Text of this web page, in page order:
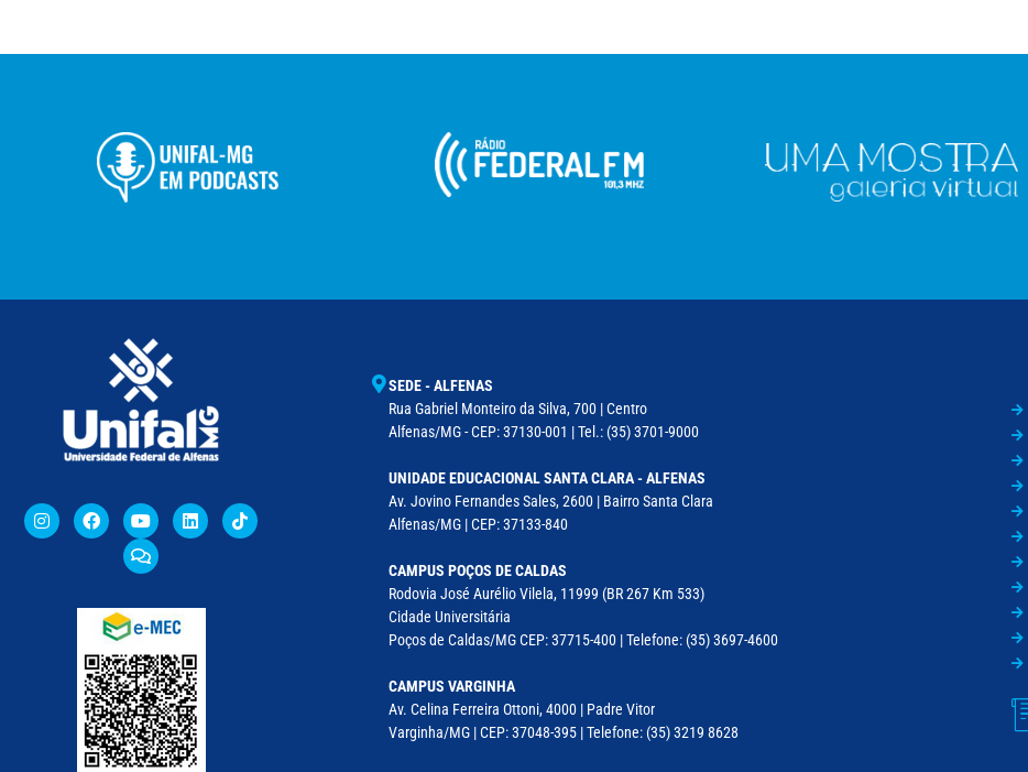
SEDE - ALFENAS
Rua Gabriel Monteiro da Silva, 700 | Centro
Alfenas/MG - CEP: 37130-001 | Tel.: (35) 3701-9000
UNIDADE EDUCACIONAL SANTA CLARA - ALFENAS
Av. Jovino Fernandes Sales, 2600 | Bairro Santa Clara
Alfenas/MG | CEP: 37133-840
CAMPUS POÇOS DE CALDAS
Rodovia José Aurélio Vilela, 11999 (BR 267 Km 533)
Cidade Universitária
Poços de Caldas/MG CEP: 37715-400 | Telefone: (35) 3697-4600
CAMPUS VARGINHA
Av. Celina Ferreira Ottoni, 4000 | Padre Vitor
Varginha/MG | CEP: 37048-395 | Telefone: (35) 3219 8628